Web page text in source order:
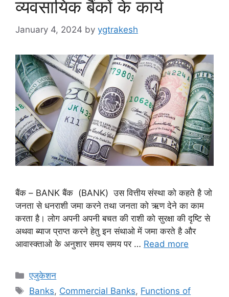
व्यवसायिक बैंकों के कार्य
January 4, 2024 by ygtrakesh
बैंक – BANK बैंक (BANK) उस वित्तीय संस्था को कहते है जो
जनता से धनराशी जमा करने तथा जनता को ऋण देने का काम
करता है। लोग अपनी अपनी बचत की राशी को सुरक्षा की दृष्टि से
अथवा ब्याज प्राप्त करने हेतु इन संथाओ में जमा करते है और
आवास्क्ताओ के अनुशार समय समय पर … Read more
Categories
एजुकेशन
Tags
Banks, Commercial Banks, Functions of